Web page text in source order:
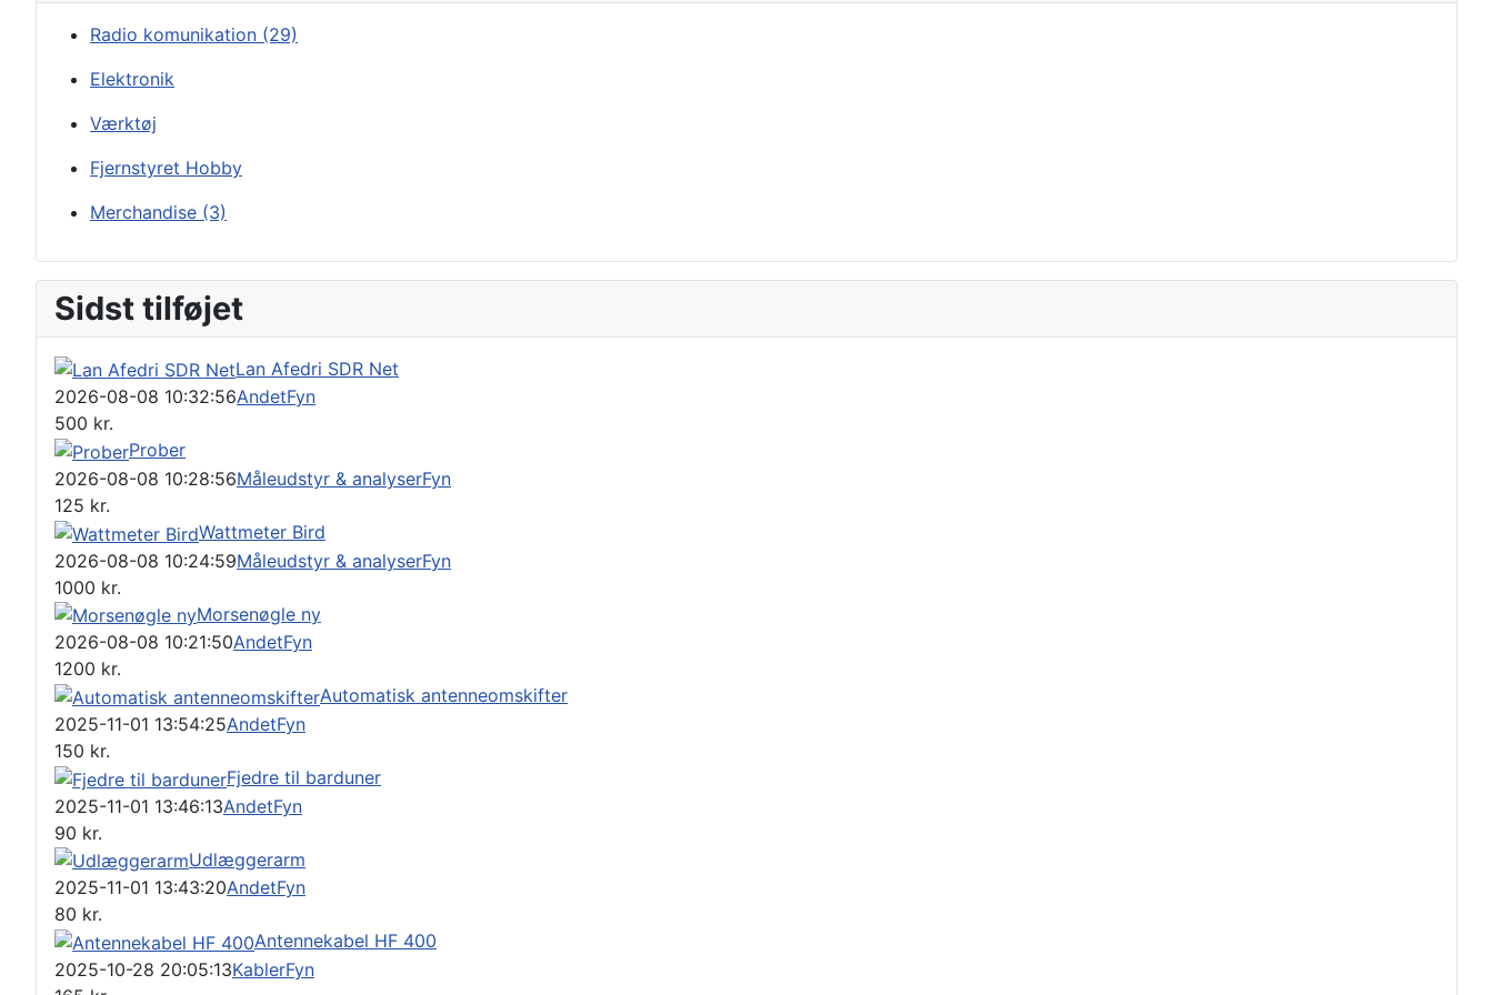
Radio komunikation (29)
Elektronik
Værktøj
Fjernstyret Hobby
Merchandise (3)
Sidst tilføjet
Lan Afedri SDR Net
2026-08-08 10:32:56AndetFyn
500 kr.
Prober
2026-08-08 10:28:56Måleudstyr & analyserFyn
125 kr.
Wattmeter Bird
2026-08-08 10:24:59Måleudstyr & analyserFyn
1000 kr.
Morsenøgle ny
2026-08-08 10:21:50AndetFyn
1200 kr.
Automatisk antenneomskifter
2025-11-01 13:54:25AndetFyn
150 kr.
Fjedre til barduner
2025-11-01 13:46:13AndetFyn
90 kr.
Udlæggerarm
2025-11-01 13:43:20AndetFyn
80 kr.
Antennekabel HF 400
2025-10-28 20:05:13KablerFyn